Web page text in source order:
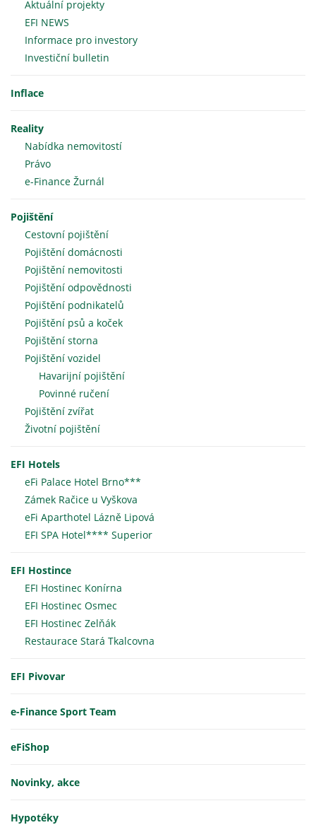
Aktuální projekty
EFI NEWS
Informace pro investory
Investiční bulletin
Inflace
Reality
Nabídka nemovitostí
Právo
e-Finance Žurnál
Pojištění
Cestovní pojištění
Pojištění domácnosti
Pojištění nemovitosti
Pojištění odpovědnosti
Pojištění podnikatelů
Pojištění psů a koček
Pojištění storna
Pojištění vozidel
Havarijní pojištění
Povinné ručení
Pojištění zvířat
Životní pojištění
EFI Hotels
eFi Palace Hotel Brno***
Zámek Račice u Vyškova
eFi Aparthotel Lázně Lipová
EFI SPA Hotel**** Superior
EFI Hostince
EFI Hostinec Konírna
EFI Hostinec Osmec
EFI Hostinec Zelňák
Restaurace Stará Tkalcovna
EFI Pivovar
e-Finance Sport Team
eFiShop
Novinky, akce
Hypotéky